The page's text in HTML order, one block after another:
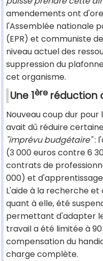
amendements ont
l'Assemblée nationale
(EPR) et communiste
niveau actuel des
suppression du
cet organisme.
Une 1èreréduction
Nouveau coup dur pour
avait dû réduire
"imprévu budgétaire":
(3 000 euros contre 6
contrats de
000) et
L'aide à la recherche et
quant à elle, été
permettant d'adapter
travail a été limitée à
compensation du
charge complète.